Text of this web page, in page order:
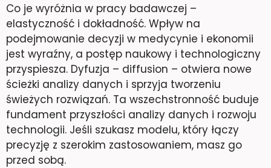
Co je wyróżnia w pracy badawczej –
elastyczność i dokładność. Wpływ na
podejmowanie decyzji w medycynie i ekonomii
jest wyraźny, a postęp naukowy i technologiczny
przyspiesza. Dyfuzja – diffusion – otwiera nowe
ścieżki analizy danych i sprzyja tworzeniu
świeżych rozwiązań. Ta wszechstronność buduje
fundament przyszłości analizy danych i rozwoju
technologii. Jeśli szukasz modelu, który łączy
precyzję z szerokim zastosowaniem, masz go
przed sobą.